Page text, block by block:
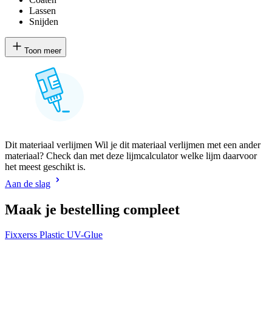
Lassen
Snijden
Toon meer
Dit materiaal verlijmen Wil je dit materiaal verlijmen met een ander
materiaal? Check dan met deze lijmcalculator welke lijm daarvoor
het meest geschikt is.
Aan de slag
Maak je bestelling compleet
Fixxerss Plastic UV-Glue